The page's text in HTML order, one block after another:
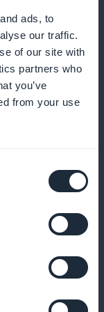
ads, to
our traffic.
of our site with
partners who
you’ve
from your use
sisältöä
ja tee